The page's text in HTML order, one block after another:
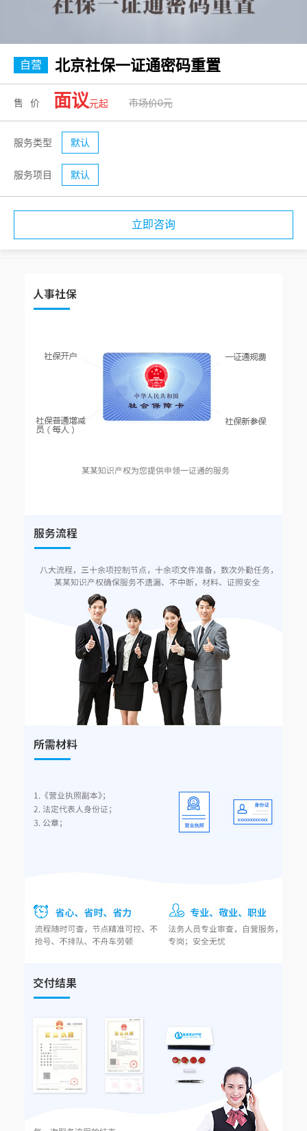
自营 北京社保一证通密码重置
售价 面议元起 市场价0元
服务类型 默认
服务项目 默认
立即咨询